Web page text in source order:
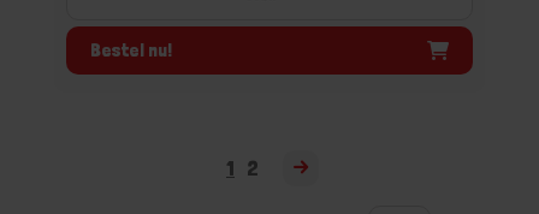
Bestel nu!
1 2